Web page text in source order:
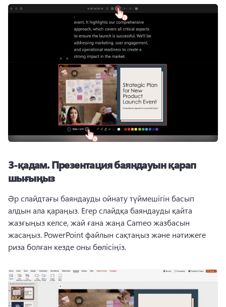
3-қадам.Презентация баяндауын қарап
шығыңыз
Әр слайдтағы баяндауды ойнату түймешігін басып
алдын ала қараңыз. Егер слайдқа баяндауды қайта
жазғыңыз келсе, жай ғана жаңа Cameo жазбасын
жасаңыз. PowerPoint файлын сақтаңыз және нәтижеге
риза болған кезде оны бөлісіңіз.